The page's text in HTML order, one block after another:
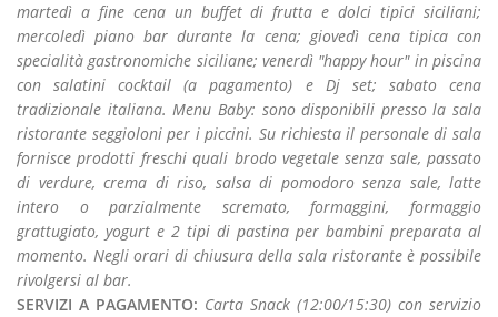
martedì a fine cena un buffet di frutta e dolci tipici siciliani;
mercoledì piano bar durante la cena; giovedì cena tipica con
specialità gastronomiche siciliane; venerdì "happy hour" in piscina
con salatini cocktail (a pagamento) e Dj set; sabato cena
tradizionale italiana. Menu Baby: sono disponibili presso la sala
ristorante seggioloni per i piccini. Su richiesta il personale di sala
fornisce prodotti freschi quali brodo vegetale senza sale, passato
di verdure, crema di riso, salsa di pomodoro senza sale, latte
intero o parzialmente scremato, formaggini, formaggio
grattugiato, yogurt e 2 tipi di pastina per bambini preparata al
momento. Negli orari di chiusura della sala ristorante è possibile
rivolgersi al bar.
SERVIZI A PAGAMENTO: Carta Snack (12:00/15:30) con servizio